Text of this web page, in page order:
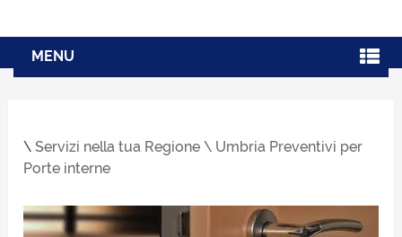
MENU
\Servizi nella tua Regione \ Umbria Preventivi per
Porte interne